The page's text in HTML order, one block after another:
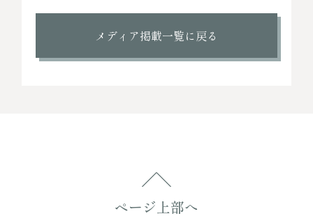
メディア掲載一覧に戻る
ページ上部へ